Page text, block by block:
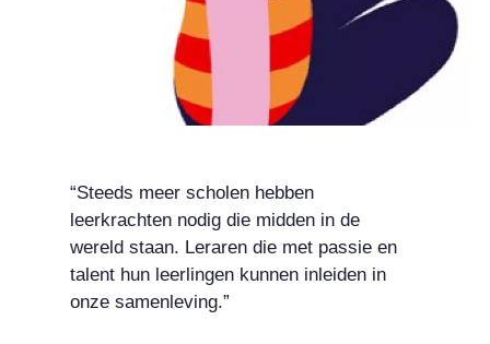
“Steeds meer scholen hebben
leerkrachten nodig die midden in de
wereld staan. Leraren die met passie en
talent hun leerlingen kunnen inleiden in
onze samenleving.”